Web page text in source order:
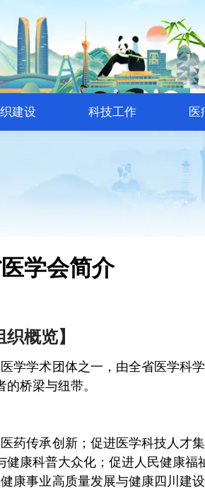
建设 科技工作 医
学会简介
织概览】
学学术团体之一，由全省医学科
桥梁与纽带。
药传承创新；促进医学科技人才
康科普大众化；促进人民健康福
康事业高质量发展与健康四川建